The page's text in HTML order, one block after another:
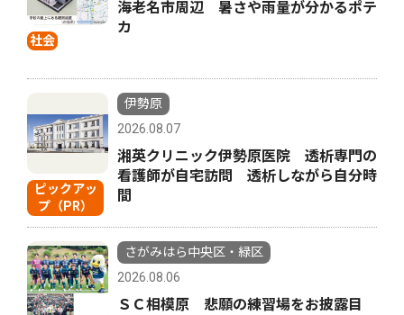
社会
海老名市周辺 暑さや雨量が分かるポテ
カ
ピックアッ
プ（PR）
伊勢原
2026.08.07
湘英クリニック伊勢原医院 透析専門の
看護師が自宅訪問 透析しながら自分時
間
さがみはら中央区・緑区
2026.08.06
ＳＣ相模原 悲願の練習場をお披露目